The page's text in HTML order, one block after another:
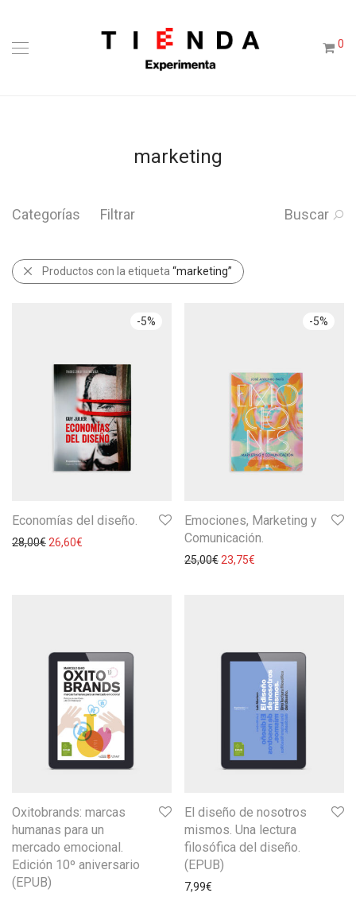
0
marketing
Categorías Filtrar Buscar
Productos con la etiqueta “marketing”
-5%
Economías del diseño.
28,00€26,60€
-5%
Emociones, Marketing y
Comunicación.
25,00€23,75€
Oxitobrands: marcas
humanas para un
mercado emocional.
Edición 10º aniversario
(EPUB)
El diseño de nosotros
mismos. Una lectura
filosófica del diseño.
(EPUB)
7,99€